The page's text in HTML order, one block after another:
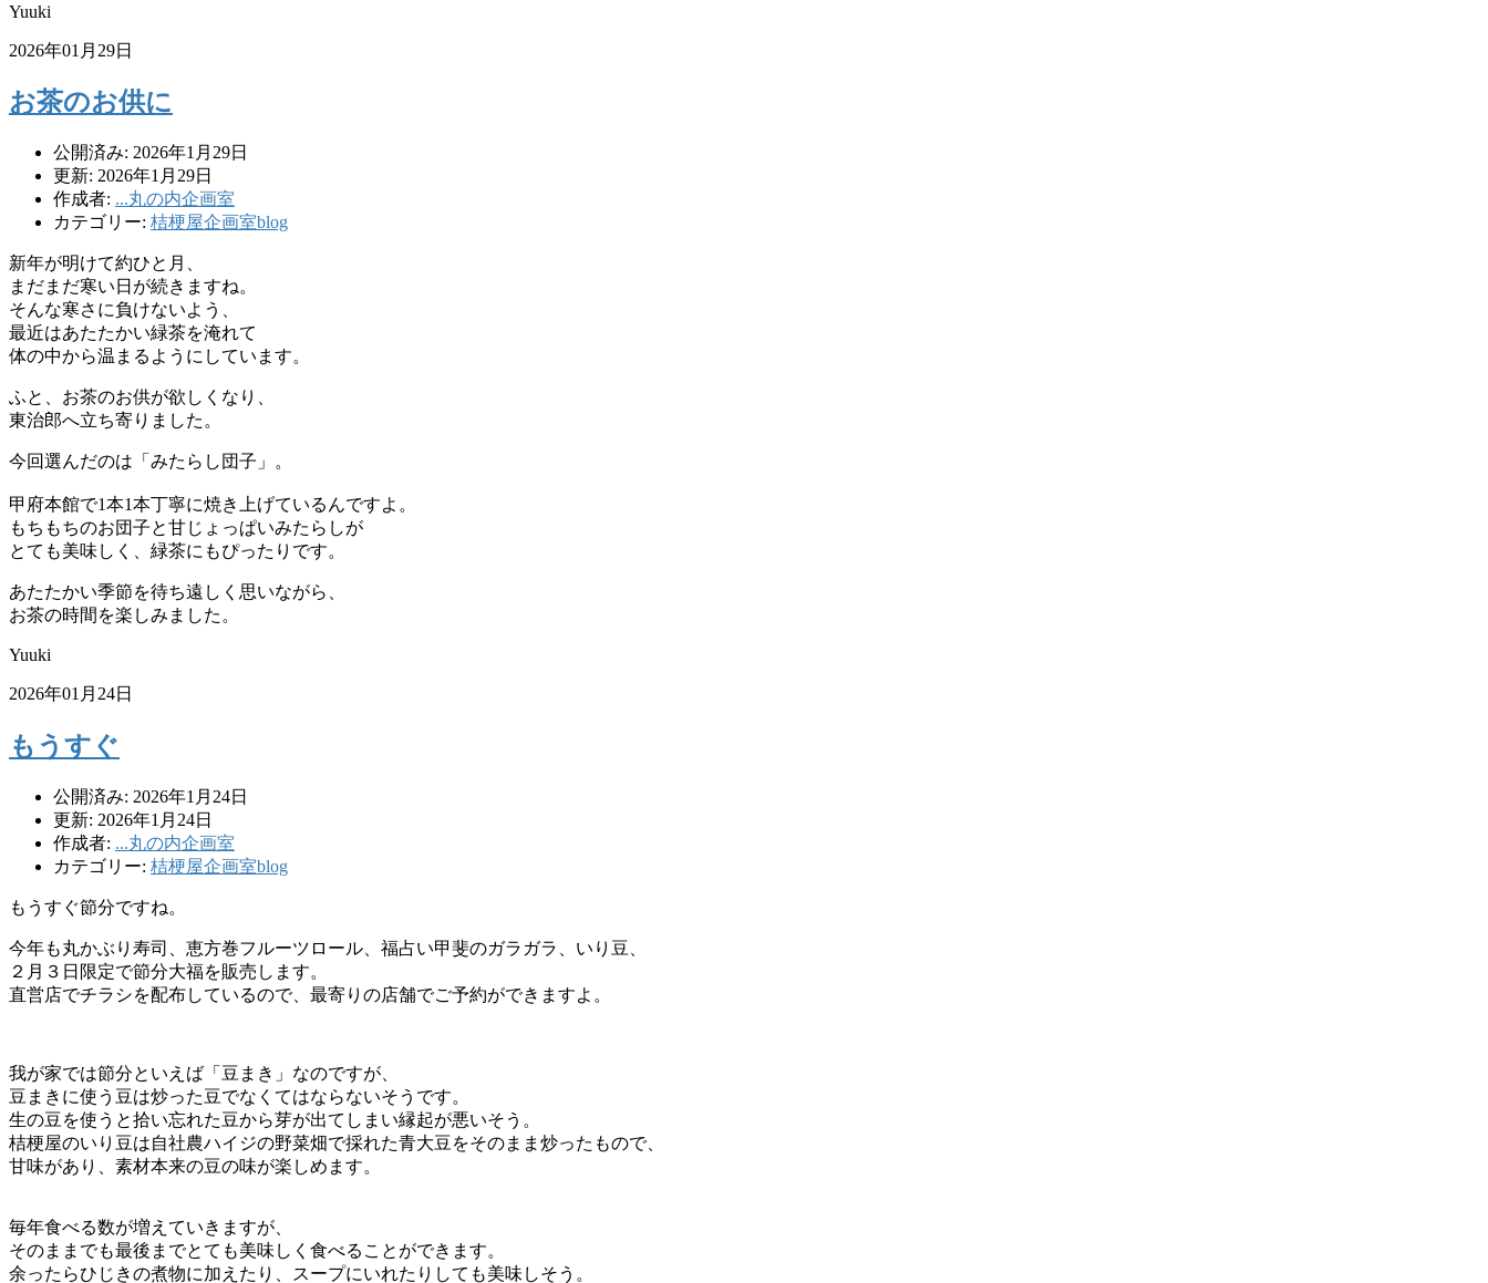
Yuuki
2026年01月29日
お茶のお供に
公開済み: 2026年1月29日
更新: 2026年1月29日
作成者: ...丸の内企画室
カテゴリー: 桔梗屋企画室blog
新年が明けて約ひと月、
まだまだ寒い日が続きますね。
そんな寒さに負けないよう、
最近はあたたかい緑茶を淹れて
体の中から温まるようにしています。
ふと、お茶のお供が欲しくなり、
東治郎へ立ち寄りました。
今回選んだのは「みたらし団子」。
甲府本館で1本1本丁寧に焼き上げているんですよ。
もちもちのお団子と甘じょっぱいみたらしが
とても美味しく、緑茶にもぴったりです。
あたたかい季節を待ち遠しく思いながら、
お茶の時間を楽しみました。
Yuuki
2026年01月24日
もうすぐ
公開済み: 2026年1月24日
更新: 2026年1月24日
作成者: ...丸の内企画室
カテゴリー: 桔梗屋企画室blog
もうすぐ節分ですね。
今年も丸かぶり寿司、恵方巻フルーツロール、福占い甲斐のガラガラ、いり豆、
２月３日限定で節分大福を販売します。
直営店でチラシを配布しているので、最寄りの店舗でご予約ができますよ。
我が家では節分といえば「豆まき」なのですが、
豆まきに使う豆は炒った豆でなくてはならないそうです。
生の豆を使うと拾い忘れた豆から芽が出てしまい縁起が悪いそう。
桔梗屋のいり豆は自社農ハイジの野菜畑で採れた青大豆をそのまま炒ったもので、
甘味があり、素材本来の豆の味が楽しめます。
毎年食べる数が増えていきますが、
そのままでも最後までとても美味しく食べることができます。
余ったらひじきの煮物に加えたり、スープにいれたりしても美味しそう。